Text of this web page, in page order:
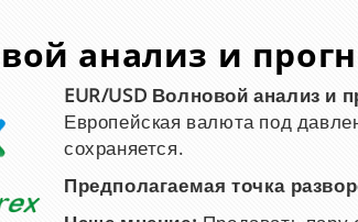
анализ и
EUR/USD Волновой анализ и
Европейская валюта под
сохраняется.
Предполагаемая точка